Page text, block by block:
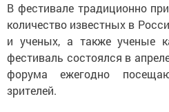
В фестивале традиционно
количество известных в
и ученых, а также ученые
фестиваль состоялся в
форума ежегодно
зрителей.